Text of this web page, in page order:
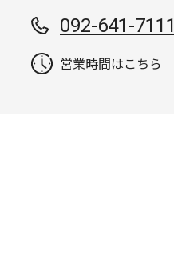
092-641-7111
営業時間はこちら